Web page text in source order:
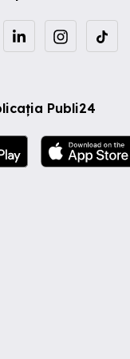
Publi24